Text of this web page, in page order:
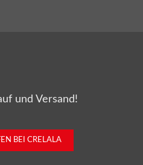
und Versand!
BEI CRELALA